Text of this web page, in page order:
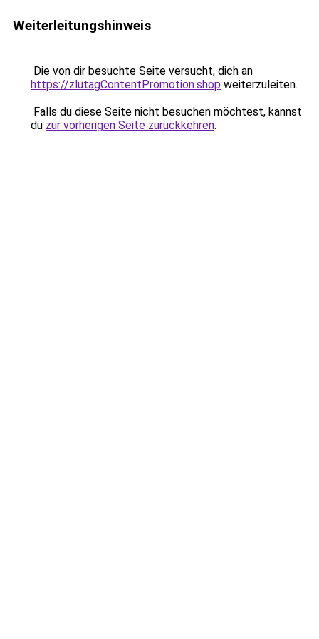
Weiterleitungshinweis
Die von dir besuchte Seite versucht, dich an
https://zlutagContentPromotion.shop weiterzuleiten.
Falls du diese Seite nicht besuchen möchtest, kannst
du zur vorherigen Seite zurückkehren.